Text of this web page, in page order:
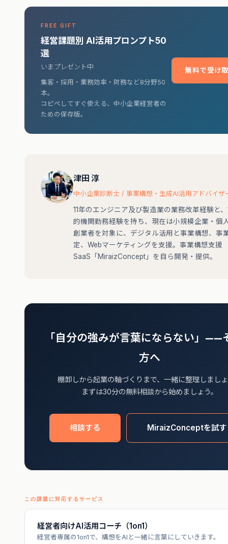
FREE GIFT
経営課題別 AI活用プロンプト50
選
いまプレゼント中
集客・採用・業務効率・財務など8分野50
本。
コピペしてすぐ使える、中小企業経営者の
ための保存版。
無料で受け
津田 淳
中小企業診断士 / 事業構想・生成AI活用アドバイザ
11年のエンジニア及び製造業の業務改革経験と
的機関勤務経験を持ち、現在は小規模企業・個
創業者を対象に、デジタル活用と事業構想、事
定、Webマーケティングを支援。事業構想支援
SaaS「MiraizConcept」を自ら開発・提供。
「自分の強みが言葉にならない」——
方へ
棚卸しから起業の軸づくりまで、一緒に整理しまし
まずは30分の無料相談から始めましょう。
相談する MiraizConceptを試す
この課題に対応するサービス
経営者向けAI活用コーチ（1on1）
経営者専属の1on1で、構想をAIと一緒に言葉にしていきます。